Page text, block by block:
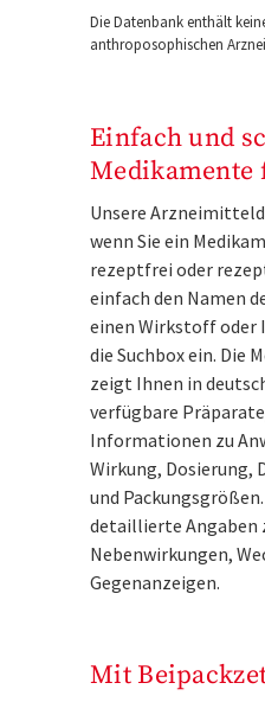
Die Datenbank enthält
anthroposophischen
Einfach und
Medikamente
Unsere
wenn Sie ein
rezeptfrei oder
einfach den Namen
einen Wirkstoff oder
die Suchbox ein. Die
zeigt Ihnen in
verfügbare
Informationen zu
Wirkung, Dosierung,
und
detaillierte Angaben
Nebenwirkungen,
Gegenanzeigen.
Mit